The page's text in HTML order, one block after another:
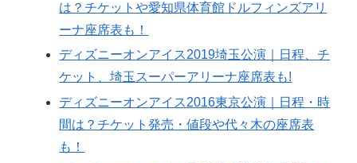
は？チケットや愛知県体育館ドルフィンズアリ
ーナ座席表も！
ディズニーオンアイス2019埼玉公演｜日程、チ
ケット、埼玉スーパーアリーナ座席表も!
ディズニーオンアイス2016東京公演｜日程・時
間は？チケット発売・値段や代々木の座席表
も！